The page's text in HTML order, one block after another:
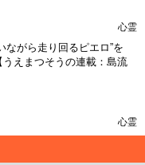
心霊
ながら走り回るピエロ”を
えまつそうの連載：島流
心霊